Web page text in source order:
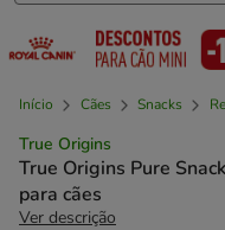
Início Cães Snacks
True Origins
True Origins Pure
para cães
Ver descrição